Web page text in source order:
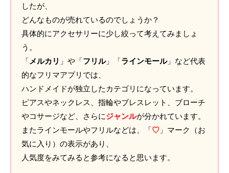
したが、
どんなものが売れているのでしょうか？
具体的にアクセサリーに少し絞って考えてみましょ
う。
「 メルカリ 」や「フリル」「ラインモール」など代表
的なフリマアプリでは、
ハンドメイドが独立したカテゴリになっています。
ピアスやネックレス、指輪やブレスレット、ブローチ
やコサージなど、さらにジャンルが分かれています。
またラインモールやフリルなどは、「♡ 」マーク（お
気に入り）の表示があり、
人気度をみてみると参考になると思います。